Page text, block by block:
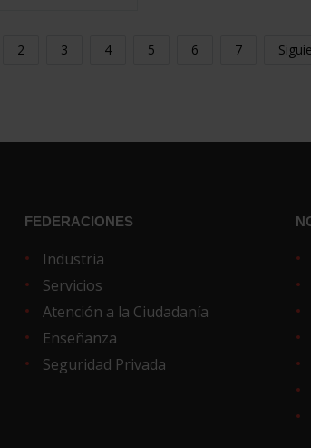
2 3 4 5 6 7
FEDERACIONES
Industria
Servicios
Atención a la Ciudadanía
Enseñanza
Seguridad Privada